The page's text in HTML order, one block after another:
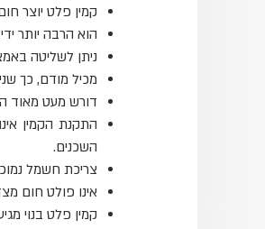
קמין פלט יוצר
הוא הרבה יותר
ניתן לשליטה
מכיל מודם, כך
דורש מעט מאוד
התקנת הקמין
השכנים.
צריכת חשמל
אינו פולט חום
קמין פלט בנוי